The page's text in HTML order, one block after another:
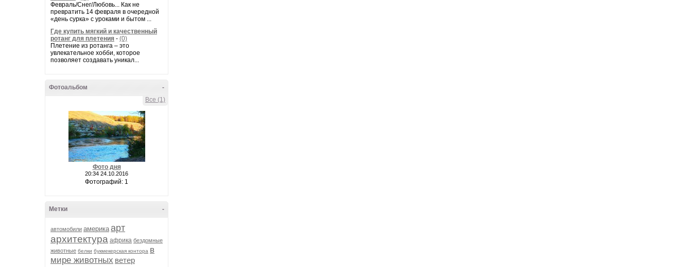
Февраль/Снег/Любовь... Как не
превратить 14 февраля в очередной
«день сурка» с уроками и бытом ...
Где купить мягкий и качественный
ротанг для плетения - (0)
Плетение из ротанга – это
увлекательное хобби, которое
позволяет создавать уникал...
-
Фотоальбом
Все (1)
Фото дня
20:34 24.10.2016
Фотографий: 1
-
Метки
автомобили америка арт
архитектура африка бездомные
животные белки букмекерская контора в
мире животных ветер